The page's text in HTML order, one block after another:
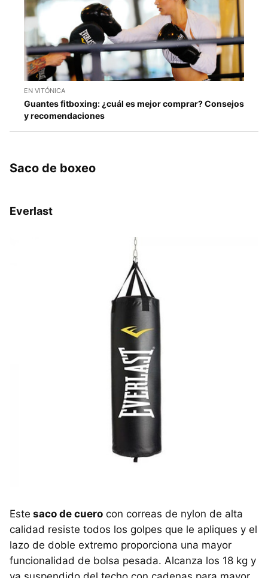
EN VITÓNICA
Guantes fitboxing: ¿cuál es mejor comprar? Consejos
y recomendaciones
Saco de boxeo
Everlast
Este saco de cuero con correas de nylon de alta
calidad resiste todos los golpes que le apliques y el
lazo de doble extremo proporciona una mayor
funcionalidad de bolsa pesada. Alcanza los 18 kg y